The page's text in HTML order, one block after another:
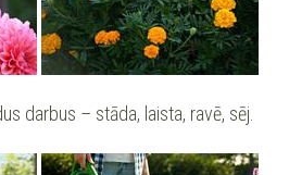
darbus – stāda, laista, ravē, sēj.